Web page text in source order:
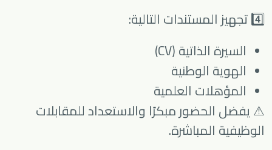
4️⃣ تجهيز المستندات التالية:
السيرة الذاتية (CV)
الهوية الوطنية
المؤهلات العلمية
⚠ يفضل الحضور مبكرًا والاستعداد للمقابلات
الوظيفية المباشرة.